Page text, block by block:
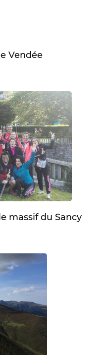
Vendée
massif du Sancy